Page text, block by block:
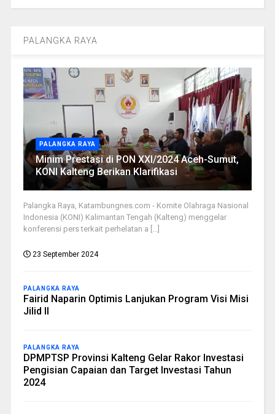
PALANGKA RAYA
PALANGKA RAYA
Minim Prestasi di PON XXI/2024 Aceh-Sumut,
KONI Kalteng Berikan Klarifikasi
Palangka Raya, Katambungnes.com - Komite Olahraga Nasional
Indonesia (KONI) Kalimantan Tengah (Kalteng) menggelar
konferensi pers terkait perhelatan a [...]
23 September 2024
PALANGKA RAYA
Fairid Naparin Optimis Lanjukan Program Visi Misi
Jilid II
PALANGKA RAYA
DPMPTSP Provinsi Kalteng Gelar Rakor Investasi
Pengisian Capaian dan Target Investasi Tahun
2024